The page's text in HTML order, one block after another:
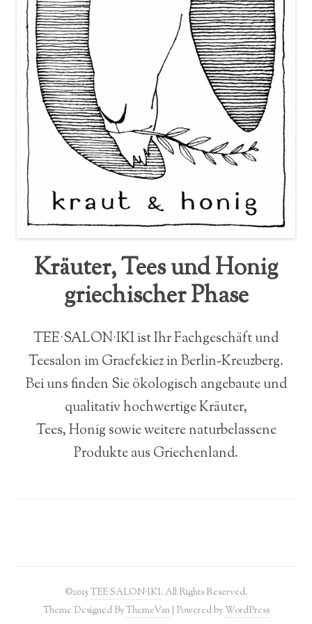
Kräuter, Tees und Honig
griechischer Phase
TEE·SALON·IKI ist Ihr Fachgeschäft und
Teesalon im Graefekiez in Berlin-Kreuzberg.
Bei uns finden Sie ökologisch angebaute und
qualitativ hochwertige Kräuter,
Tees, Honig sowie weitere naturbelassene
Produkte aus Griechenland.
©2015 TEE·SALON·IKI. All Rights Reserved.
Theme Designed ByThemeVan| Powered by WordPress